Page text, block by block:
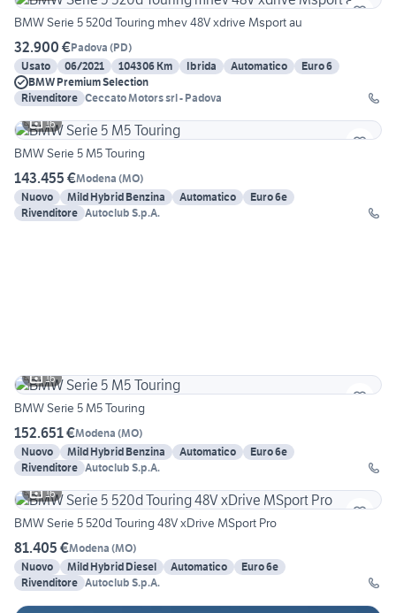
BMW Serie 5 520d Touring mhev 48V xdrive Msport au
32.900 €Padova (PD)
Usato
06/2021 104306 Km Ibrida Automatico
Euro 6
BMW Premium Selection
Rivenditore Ceccato Motors srl - Padova
16
BMW Serie 5 M5 Touring
143.455 €Modena (MO)
Nuovo
Mild Hybrid Benzina Automatico
Euro 6e
Rivenditore Autoclub S.p.A.
16
BMW Serie 5 M5 Touring
152.651 €Modena (MO)
Nuovo
Mild Hybrid Benzina Automatico
Euro 6e
Rivenditore Autoclub S.p.A.
16
BMW Serie 5 520d Touring 48V xDrive MSport Pro
81.405 €Modena (MO)
Nuovo
Mild Hybrid Diesel Automatico
Euro 6e
Rivenditore Autoclub S.p.A.